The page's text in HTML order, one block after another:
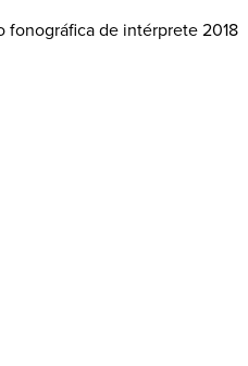
fonográfica de intérprete 2018